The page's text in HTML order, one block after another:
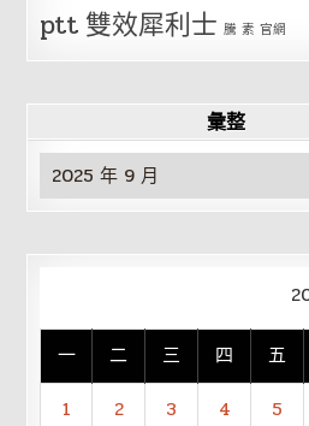
ptt 雙效犀利士 騰 素 官網
彙整
彙
整
一 二 三 四 五
1
2 3 4 5